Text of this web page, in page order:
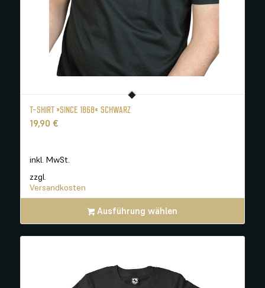
T-SHIRT »SINCE 1868« SCHWARZ
19,90 €
inkl. MwSt.
zzgl.
Versandkosten
Ausführung wählen